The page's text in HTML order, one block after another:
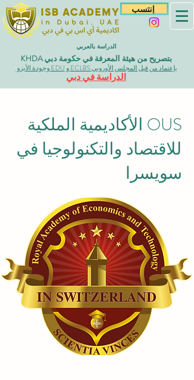
إنتسب
الدراسة بالعربي
بتصريح من هيئة المعرفة في حكومة دبي KHDA
بإعتماد من قبل المجلس الأوروبي ECLBS و EDU وجودة الأيزو
الدراسة في دبي
OUS الأكاديمية الملكية
للاقتصاد والتكنولوجيا في
سويسرا